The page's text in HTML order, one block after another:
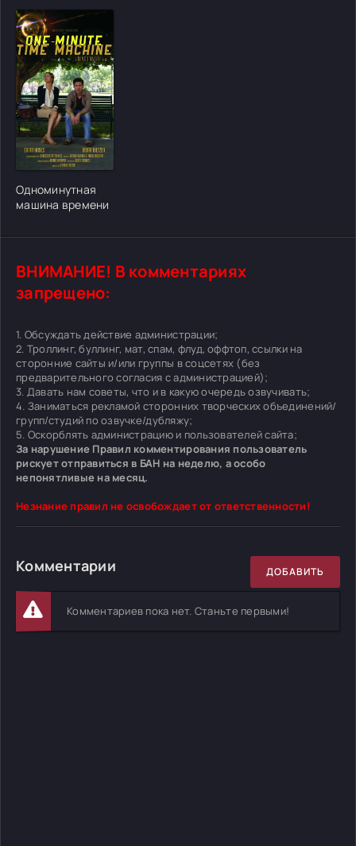
[/xfgiven_cvh_poster_urlcvh_poster_url]
Одноминутная
машина времени
ВНИМАНИЕ! В комментариях
запрещено:
1. Обсуждать действие администрации;
2. Троллинг, буллинг, мат, спам, флуд, оффтоп, ссылки на
сторонние сайты и/или группы в соцсетях (без
предварительного согласия с администрацией);
3. Давать нам советы, что и в какую очередь озвучивать;
4. Заниматься рекламой сторонних творческих объединений/
групп/студий по озвучке/дубляжу;
5. Оскорблять администрацию и пользователей сайта;
За нарушение Правил комментирования пользователь
рискует отправиться в БАН на неделю, а особо
непонятливые на месяц.
Незнание правил не освобождает от ответственности!
Комментарии ДОБАВИТЬ
Комментариев пока нет. Станьте первыми!